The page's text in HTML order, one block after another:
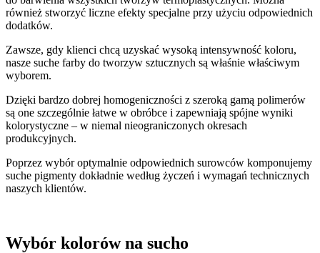
również stworzyć liczne efekty specjalne przy użyciu odpowiednich
dodatków.
Zawsze, gdy klienci chcą uzyskać wysoką intensywność koloru,
nasze suche farby do tworzyw sztucznych są właśnie właściwym
wyborem.
Dzięki bardzo dobrej homogeniczności z szeroką gamą polimerów
są one szczególnie łatwe w obróbce i zapewniają spójne wyniki
kolorystyczne – w niemal nieograniczonych okresach
produkcyjnych.
Poprzez wybór optymalnie odpowiednich surowców komponujemy
suche pigmenty dokładnie według życzeń i wymagań technicznych
naszych klientów.
Wybór kolorów na sucho